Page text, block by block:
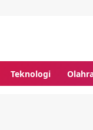
Teknologi